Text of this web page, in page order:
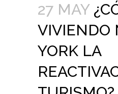
27 MAY
VIVIENDO
YORK LA